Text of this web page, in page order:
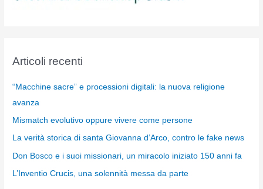
Articoli recenti
“Macchine sacre” e processioni digitali: la nuova religione
avanza
Mismatch evolutivo oppure vivere come persone
La verità storica di santa Giovanna d’Arco, contro le fake news
Don Bosco e i suoi missionari, un miracolo iniziato 150 anni fa
L’Inventio Crucis, una solennità messa da parte